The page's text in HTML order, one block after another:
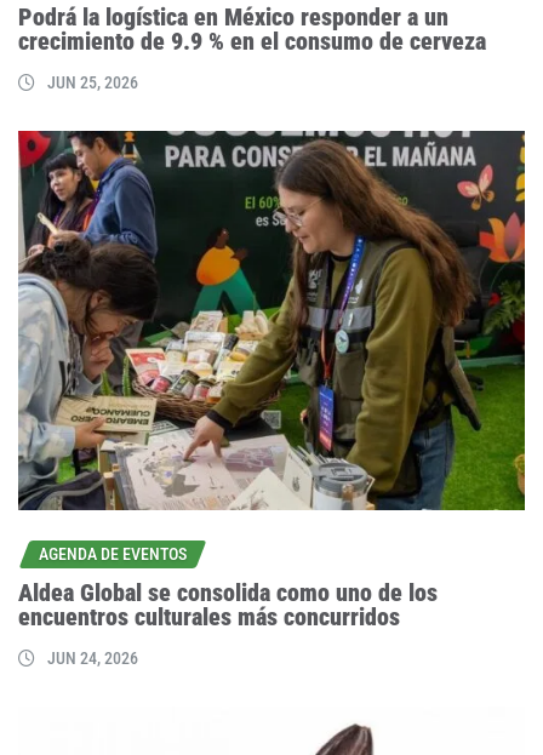
Podrá la logística en México responder a un
crecimiento de 9.9 % en el consumo de cerveza
JUN 25, 2026
AGENDA DE EVENTOS
Aldea Global se consolida como uno de los
encuentros culturales más concurridos
JUN 24, 2026